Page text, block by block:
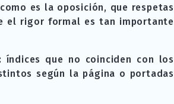
es la oposición, que respetas
el rigor formal es tan importante
índices que no coinciden con los
según la página o portadas